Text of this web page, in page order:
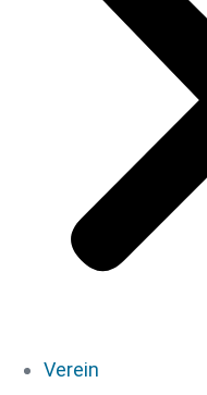
Verein